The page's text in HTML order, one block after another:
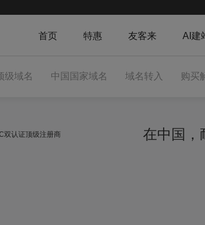
首页 特惠 友客来 AI建
级域名 中国国家域名 域名转入 购买
双认证顶级注册商 在中国